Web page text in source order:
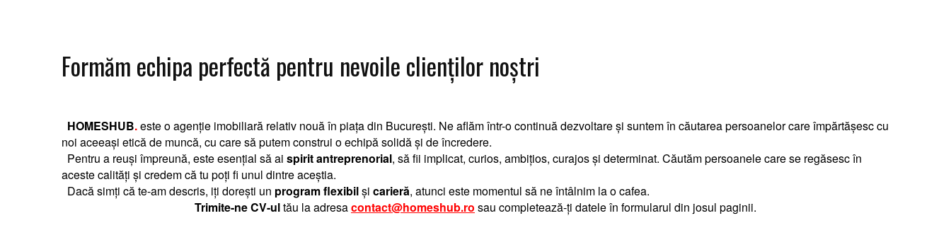
Formăm echipa perfectă pentru nevoile clienților noștri
HOMESHUB.este o agenție imobiliară relativ nouă în piața din București. Ne aflăm într-o continuă dezvoltare și suntem în căutarea persoanelor care împărtășesc cu
noi aceeași etică de muncă, cu care să putem construi o echipă solidă și de încredere.
Pentru a reuși împreună, este esențial să ai spirit antreprenorial, să fii implicat, curios, ambițios, curajos și determinat. Căutăm persoanele care se regăsesc în
aceste calități și credem că tu poți fi unul dintre aceștia.
Dacă simți că te-am descris, iți dorești un program flexibilși carieră, atunci este momentul să ne întâlnim la o cafea.
Trimite-ne CV-ultău la adresacontact@homeshub.ro sau completează-ți dateleîn formularul din josul paginii.